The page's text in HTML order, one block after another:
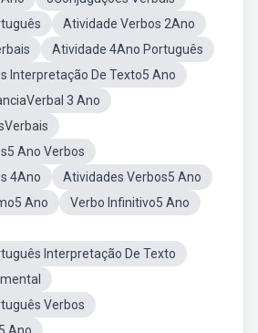
Atividade Verbos 2Ano
Atividade 4Ano Português
Interpretação De Texto5 Ano
3 Ano
Ano Verbos
4Ano
Atividades Verbos5 Ano
Ano
Verbo Infinitivo5 Ano
Interpretação De Texto
Verbos